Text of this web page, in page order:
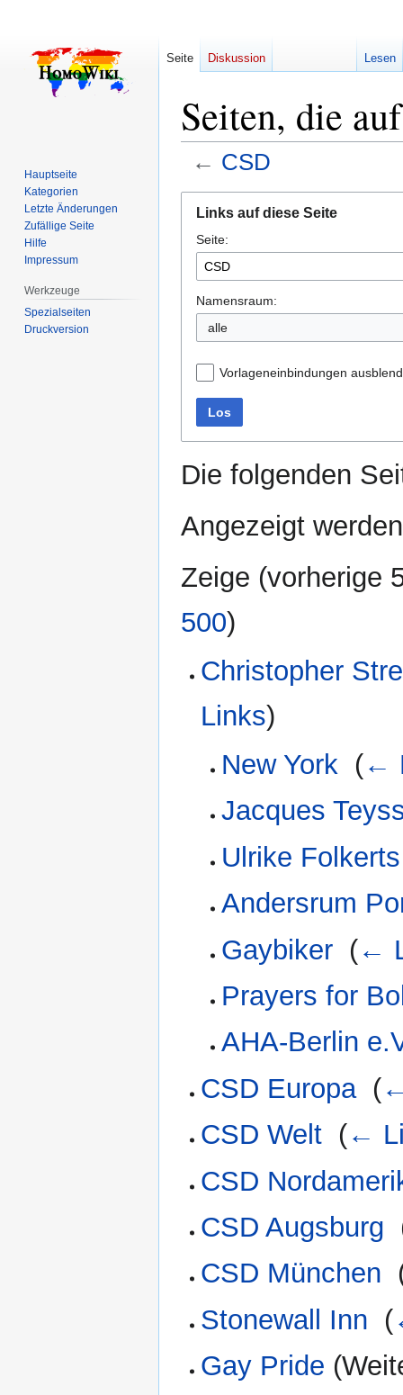
Seiten, die
← CSD
Navigation
springen
Suche
springen
Links auf diese Seite
Seite:
Namensraum:
alle
Vorlageneinbindungen
Los
Die folgenden
Angezeigt
Zeige (vorherige
500)
Christopher
Links)
New York‎ (←
Jacques
Ulrike Folkerts
Andersrum
Gaybiker‎ (←
Prayers for
AHA-Berlin
CSD Europa‎ (
CSD Welt (←
CSD
CSD Augsburg
CSD München
Stonewall Inn (
Gay Pride
Seite Diskussion Lesen
Hauptseite
Kategorien
Letzte Änderungen
Zufällige Seite
Hilfe
Impressum
Werkzeuge
Spezialseiten
Druckversion